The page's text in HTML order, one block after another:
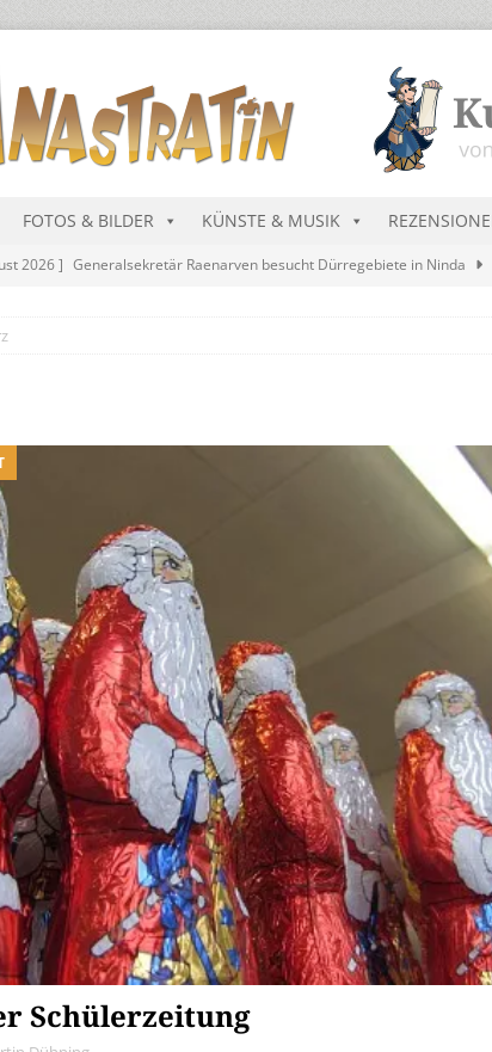
FOTOS & BILDER KÜNSTE & MUSIK
2026 ] Generalsekretär Raenarven besucht Dürregebiete in Ninda
2026 ]
2026 ]
Schülerzeitung